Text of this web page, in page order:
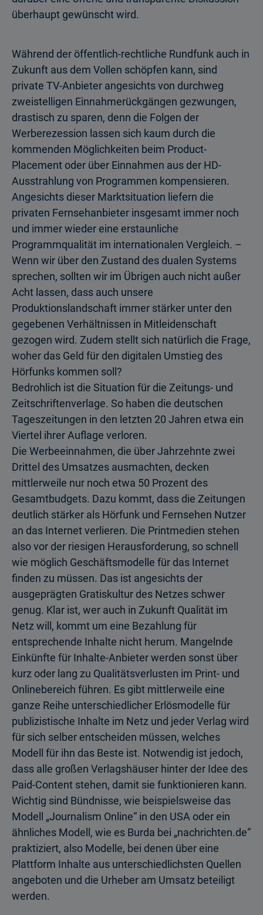
überhaupt gewünscht wird.
Während der öffentlich-rechtliche Rundfunk auch in
Zukunft aus dem Vollen schöpfen kann, sind
private TV-Anbieter angesichts von durchweg
zweistelligen Einnahmerückgängen gezwungen,
drastisch zu sparen, denn die Folgen der
Werberezession lassen sich kaum durch die
kommenden Möglichkeiten beim Product-
Placement oder über Einnahmen aus der HD-
Ausstrahlung von Programmen kompensieren.
Angesichts dieser Marktsituation liefern die
privaten Fernsehanbieter insgesamt immer noch
und immer wieder eine erstaunliche
Programmqualität im internationalen Vergleich. –
Wenn wir über den Zustand des dualen Systems
sprechen, sollten wir im Übrigen auch nicht außer
Acht lassen, dass auch unsere
Produktionslandschaft immer stärker unter den
gegebenen Verhältnissen in Mitleidenschaft
gezogen wird. Zudem stellt sich natürlich die Frage,
woher das Geld für den digitalen Umstieg des
Hörfunks kommen soll?
Bedrohlich ist die Situation für die Zeitungs- und
Zeitschriftenverlage. So haben die deutschen
Tageszeitungen in den letzten 20 Jahren etwa ein
Viertel ihrer Auflage verloren.
Die Werbeeinnahmen, die über Jahrzehnte zwei
Drittel des Umsatzes ausmachten, decken
mittlerweile nur noch etwa 50 Prozent des
Gesamtbudgets. Dazu kommt, dass die Zeitungen
deutlich stärker als Hörfunk und Fernsehen Nutzer
an das Internet verlieren. Die Printmedien stehen
also vor der riesigen Herausforderung, so schnell
wie möglich Geschäftsmodelle für das Internet
finden zu müssen. Das ist angesichts der
ausgeprägten Gratiskultur des Netzes schwer
genug. Klar ist, wer auch in Zukunft Qualität im
Netz will, kommt um eine Bezahlung für
entsprechende Inhalte nicht herum. Mangelnde
Einkünfte für Inhalte-Anbieter werden sonst über
kurz oder lang zu Qualitätsverlusten im Print- und
Onlinebereich führen. Es gibt mittlerweile eine
ganze Reihe unterschiedlicher Erlösmodelle für
publizistische Inhalte im Netz und jeder Verlag wird
für sich selber entscheiden müssen, welches
Modell für ihn das Beste ist. Notwendig ist jedoch,
dass alle großen Verlagshäuser hinter der Idee des
Paid-Content stehen, damit sie funktionieren kann.
Wichtig sind Bündnisse, wie beispielsweise das
Modell „Journalism Online“ in den USA oder ein
ähnliches Modell, wie es Burda bei „nachrichten.de“
praktiziert, also Modelle, bei denen über eine
Plattform Inhalte aus unterschiedlichsten Quellen
angeboten und die Urheber am Umsatz beteiligt
werden.